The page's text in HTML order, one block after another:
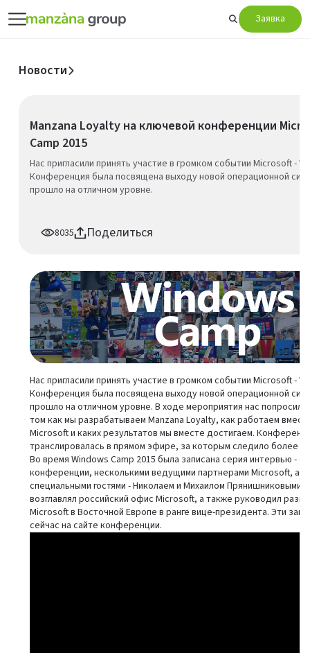
Заявка
Новости
Manzana Loyalty на ключевой конференции
Camp 2015
Нас пригласили принять участие в громком событии Microsoft -
Конференция была посвящена выходу новой операционной
прошло на отличном уровне.
8035 Поделиться
Нас пригласили принять участие в громком событии Microsoft -
Конференция была посвящена выходу новой операционной
прошло на отличном уровне. В ходе мероприятия нас
том как мы разрабатываем Manzana Loyalty, как работаем
Microsoft и каких результатов мы вместе достигаем.
транслировалась в прямом эфире, за которым следило более
Во время Windows Camp 2015 была записана серия интервью -
конференции, несколькими ведущими партнерами Microsoft, а
специальными гостями - Николаем и Михаилом Прянишниковыми.
возглавлял российский офис Microsoft, а также руководил
Microsoft в Восточной Европе в ранге вице-президента. Эти
сейчас на сайте конференции.